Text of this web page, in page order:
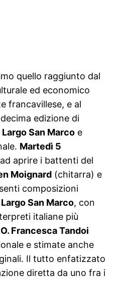
quello raggiunto dal
ed economico
francavillese, e al
edizione di
Largo San Marco e
Martedì 5
aprire i battenti del
Moignard (chitarra) e
composizioni
Largo San Marco, con
italiane più
Francesca Tandoi
e stimate anche
Il tutto enfatizzato
diretta da uno fra i